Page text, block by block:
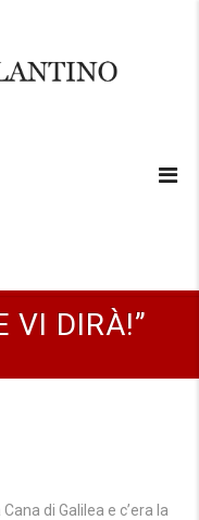
VI DIRÀ!”
di Galilea e c’era la